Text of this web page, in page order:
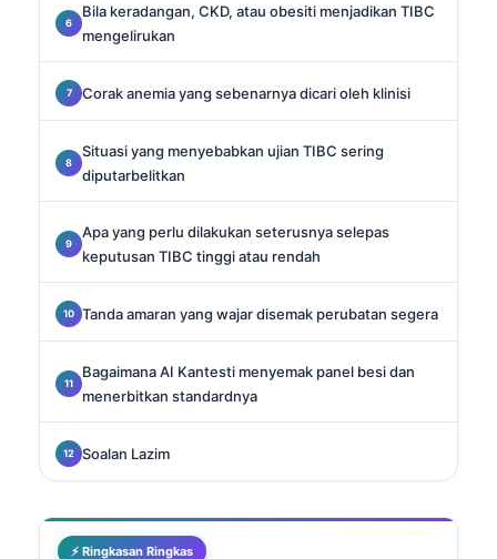
Bila keradangan, CKD, atau obesiti menjadikan TIBC
mengelirukan
Corak anemia yang sebenarnya dicari oleh klinisi
Situasi yang menyebabkan ujian TIBC sering
diputarbelitkan
Apa yang perlu dilakukan seterusnya selepas
keputusan TIBC tinggi atau rendah
Tanda amaran yang wajar disemak perubatan segera
Bagaimana AI Kantesti menyemak panel besi dan
menerbitkan standardnya
Soalan Lazim
⚡ Ringkasan Ringkas